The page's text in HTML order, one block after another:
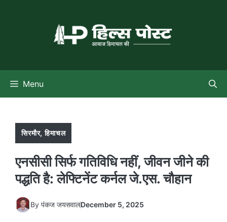
Menu
सिरमौर,हिमाचल
एनसीसी सिर्फ गतिविधि नहीं, जीवन जीने की
पद्धति है: लेफ्टिनेंट कर्नल जे.एस. चौहान
By पंकज जयसवालDecember 5, 2025